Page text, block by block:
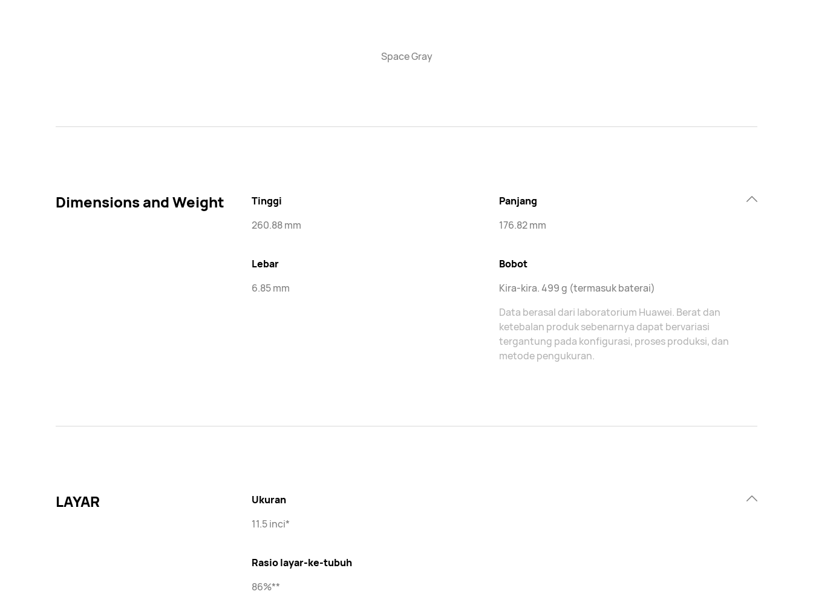
Space Gray
Dimensions and Weight
Tinggi
260.88 mm
Panjang
176.82 mm
Lebar
6.85 mm
Bobot
Kira-kira. 499 g (termasuk baterai)
Data berasal dari laboratorium Huawei. Berat dan
ketebalan produk sebenarnya dapat bervariasi
tergantung pada konfigurasi, proses produksi, dan
metode pengukuran.
LAYAR
Ukuran
11.5 inci*
Rasio layar-ke-tubuh
86%**